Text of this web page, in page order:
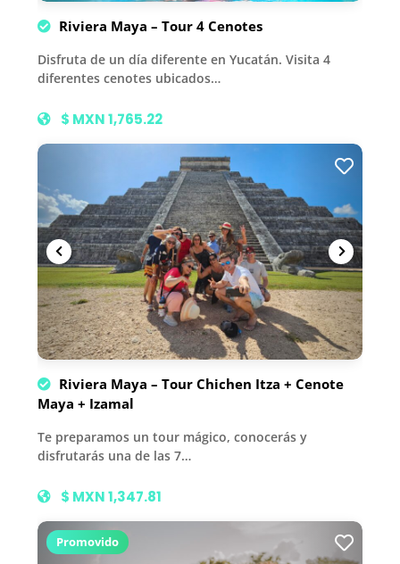
Riviera Maya – Tour 4 Cenotes
Disfruta de un día diferente en Yucatán. Visita 4
diferentes cenotes ubicados…
$ MXN 1,765.22
Riviera Maya – Tour Chichen Itza + Cenote
Maya + Izamal
Te preparamos un tour mágico, conocerás y
disfrutarás una de las 7…
$ MXN 1,347.81
Promovido